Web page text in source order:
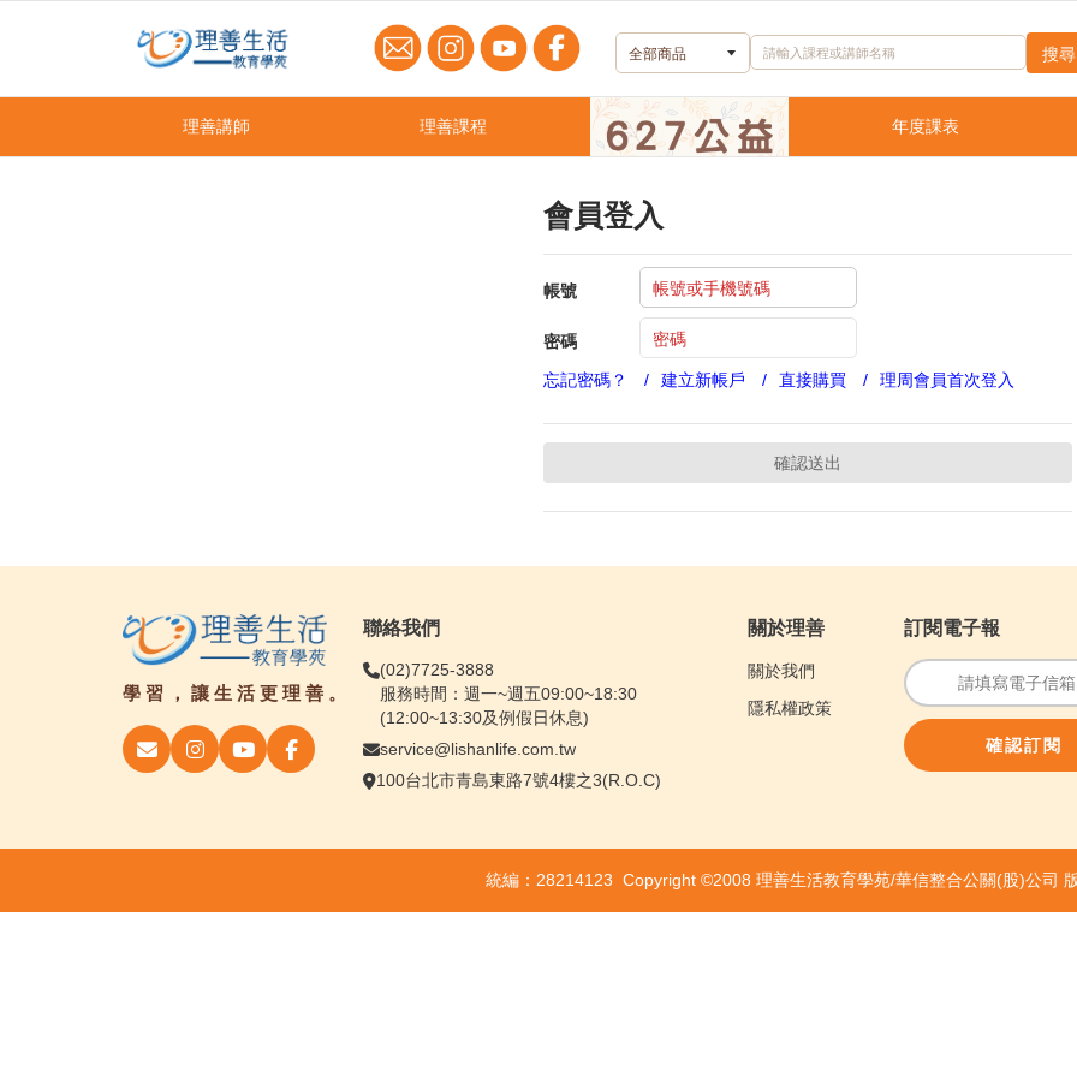
理善講師 理善課程 理善嚴選 年度課表
會員登入
帳號
密碼
忘記密碼？
建立新帳戶 直接購買 理周會員首次登入
學習，讓生活更理善。
聯絡我們
(02)7725-3888
服務時間：週一~週五09:00~18:30
(12:00~13:30及例假日休息)
service@lishanlife.com.tw
100台北市青島東路7號4樓之3(R.O.C)
關於理善
關於我們
隱私權政策
訂閱電子報
統編：28214123 Copyright ©2008 理善生活教育學苑/華信整合公關(股)公司